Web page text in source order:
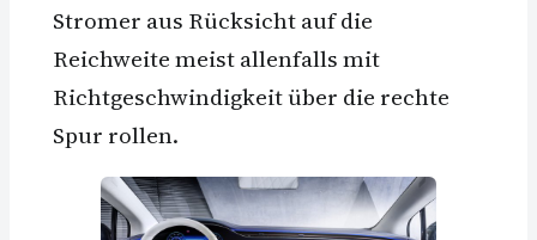
Stromer aus Rücksicht auf die
Reichweite meist allenfalls mit
Richtgeschwindigkeit über die rechte
Spur rollen.